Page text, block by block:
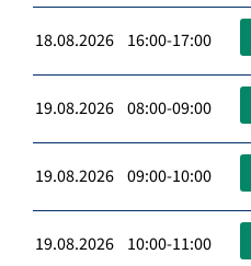
18.08.2026 16:00-17:00
19.08.2026 08:00-09:00
19.08.2026 09:00-10:00
19.08.2026 10:00-11:00